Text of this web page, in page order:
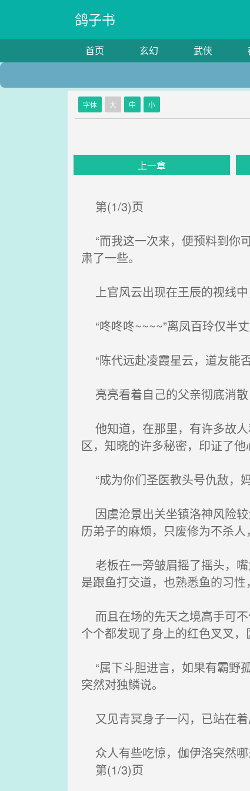
鸽子书
首页 玄幻 武侠
字体 大 中 小
上一章
第(1/3)页
“而我这一次来，便预料到你
肃了一些。
上官风云出现在王辰的视线中
“咚咚咚~~~~”离凤百玲仅半
“陈代远赴凌霞星云，道友能
亮亮看着自己的父亲彻底消散
他知道，在那里，有许多故
区，知晓的许多秘密，印证了他
“成为你们圣医教头号仇敌，
因虞沧景出关坐镇洛神风险
历弟子的麻烦，只废修为不杀人
老板在一旁皱眉摇了摇头，
是跟鱼打交道，也熟悉鱼的习性
而且在场的先天之境高手可
个个都发现了身上的红色叉叉，
“属下斗胆进言，如果有霸野
突然对独鳞说。
又见青冥身子一闪，已站在着
众人有些吃惊，伽伊洛突然哪
第(1/3)页